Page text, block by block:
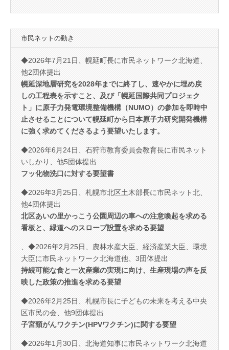
市民ネットの動き
◆2026年7月21日、幌延町長に市民ネットワーク北海道、
他2団体提出
幌延深地層研究を2028年までに終了し、速やかに埋め戻
しの工程表を示すこと、及び「幌延国際共同プロジェク
ト」に原子力発電環境整備機構（NUMO）の参加を即時中
止させることについて幌延町から日本原子力研究開発機構
に強く求めてくださるよう要望いたします。
◆2026年6月24日、石狩市教育委員会教育長に市民ネット
いしかり、他5団体提出
フッ化物洗口に対する要望書
◆2026年3月25日、札幌市北区土木部長に市民ネット北、
他4団体提出
北区あいの里かっこう公園周辺の車への注意喚起を求める
看板と、緑道へのスロープ設置を求める要望
、◆2026年2月25日、農林水産大臣、経済産業大臣、環境
大臣に市民ネットワーク北海道他、3団体提出
持続可能な食と一次産業の実現に向け、生産現場の声を反
映した政策の推進を求める要望
◆2026年2月25日、札幌市長に子どもの未来を考える中央
区市民の会、他9団体提出
子宮頸がんワクチン(HPVワクチン)に関する要望
◆2026年1月30日、北海道知事に市民ネットワーク北海道